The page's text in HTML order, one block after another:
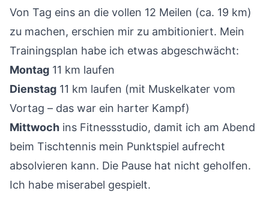
Von Tag eins an die vollen 12 Meilen (ca. 19 km)
zu machen, erschien mir zu ambitioniert. Mein
Trainingsplan habe ich etwas abgeschwächt:
Montag 11 km laufen
Dienstag 11 km laufen (mit Muskelkater vom
Vortag – das war ein harter Kampf)
Mittwoch ins Fitnessstudio, damit ich am Abend
beim Tischtennis mein Punktspiel aufrecht
absolvieren kann. Die Pause hat nicht geholfen.
Ich habe miserabel gespielt.